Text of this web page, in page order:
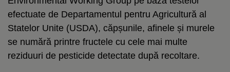
efectuate de Departamentul pentru Agricultură al
Statelor Unite (USDA), căpșunile, afinele și murele
se numără printre fructele cu cele mai multe
reziduuri de pesticide detectate după recoltare.